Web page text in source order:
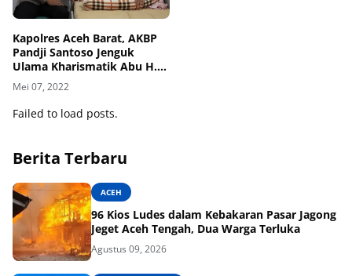
Kapolres Aceh Barat, AKBP
Pandji Santoso Jenguk
Ulama Kharismatik Abu H.
Mahmudin Usman yang
Sedang Sakit
Mei 07, 2022
Failed to load posts.
Berita Terbaru
ACEH
96 Kios Ludes dalam Kebakaran Pasar Jagong
Jeget Aceh Tengah, Dua Warga Terluka
Agustus 09, 2026